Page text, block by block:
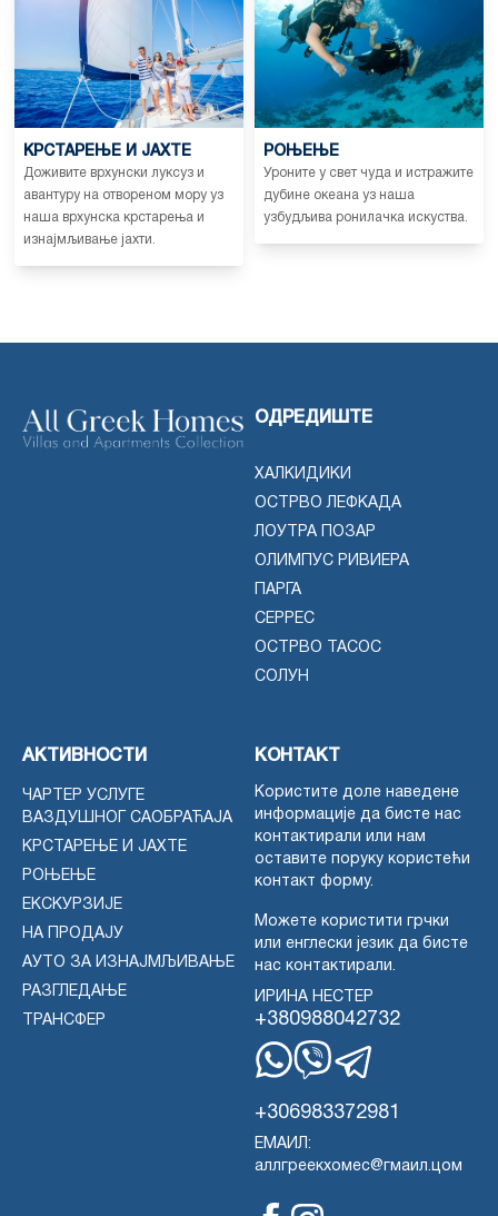
КРСТАРЕЊЕ И ЈАХТЕ
Доживите врхунски луксуз и
авантуру на отвореном мору уз
наша врхунска крстарења и
изнајмљивање јахти.
РОЊЕЊЕ
Уроните у свет чуда и истражите
дубине океана уз наша
узбудљива ронилачка искуства.
ОДРЕДИШТЕ
ХАЛКИДИКИ
ОСТРВО ЛЕФКАДА
ЛОУТРА ПОЗАР
ОЛИМПУС РИВИЕРА
ПАРГА
СЕРРЕС
ОСТРВО ТАСОС
СОЛУН
АКТИВНОСТИ
ЧАРТЕР УСЛУГЕ
ВАЗДУШНОГ САОБРАЋАЈА
КРСТАРЕЊЕ И ЈАХТЕ
РОЊЕЊЕ
ЕКСКУРЗИЈЕ
НА ПРОДАЈУ
АУТО ЗА ИЗНАЈМЉИВАЊЕ
РАЗГЛЕДАЊЕ
ТРАНСФЕР
КОНТАКТ
Користите доле наведене
информације да бисте нас
контактирали или нам
оставите поруку користећи
контакт форму.
Можете користити грчки
или енглески језик да бисте
нас контактирали.
ИРИНА НЕСТЕР
+380988042732
+306983372981
ЕМАИЛ:
аллгреекхомес@гмаил.цом